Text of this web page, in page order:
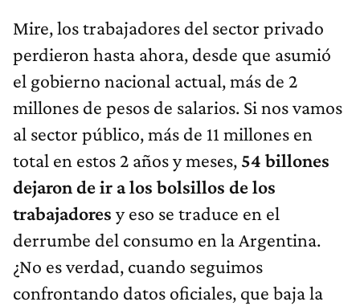
Mire, los trabajadores del sector privado
perdieron hasta ahora, desde que asumió
el gobierno nacional actual, más de 2
millones de pesos de salarios. Si nos vamos
al sector público, más de 11 millones en
total en estos 2 años y meses, 54 billones
dejaron de ir a los bolsillos de los
trabajadores y eso se traduce en el
derrumbe del consumo en la Argentina.
¿No es verdad, cuando seguimos
confrontando datos oficiales, que baja la